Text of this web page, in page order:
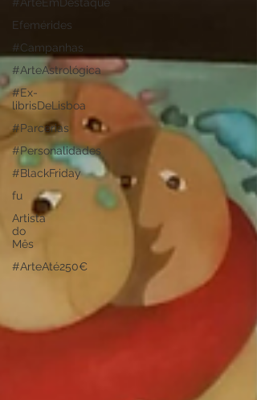
Efemérides
#Campanhas
#ArteAstrológica
#Ex-
librisDeLisboa
#Parcerias
#Personalidades
#BlackFriday
fu
Artista
do
Mês
#ArteAté250€